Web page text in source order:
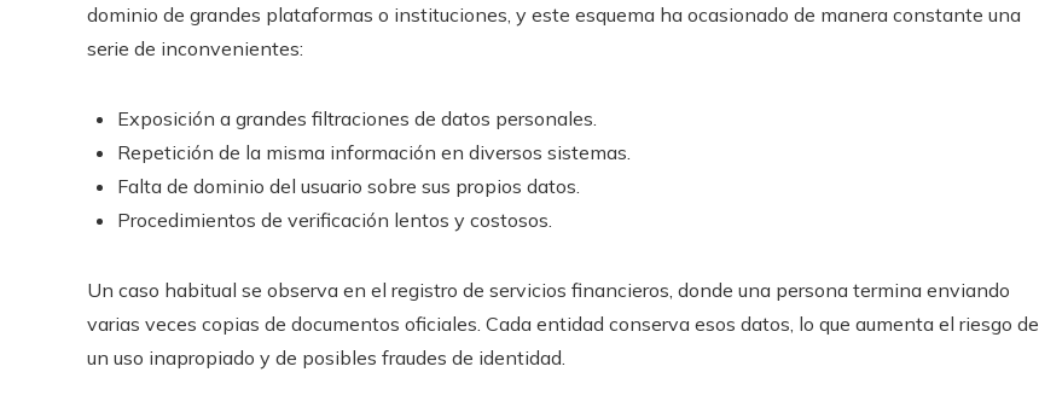
dominio de grandes plataformas o instituciones, y este esquema ha ocasionado de manera constante una
serie de inconvenientes:
Exposición a grandes filtraciones de datos personales.
Repetición de la misma información en diversos sistemas.
Falta de dominio del usuario sobre sus propios datos.
Procedimientos de verificación lentos y costosos.
Un caso habitual se observa en el registro de servicios financieros, donde una persona termina enviando
varias veces copias de documentos oficiales. Cada entidad conserva esos datos, lo que aumenta el riesgo de
un uso inapropiado y de posibles fraudes de identidad.